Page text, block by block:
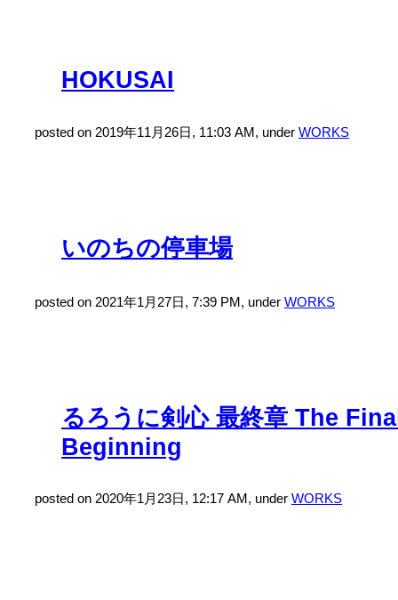
HOKUSAI
posted on 2019年11月26日, 11:03 AM, under WORKS
いのちの停車場
posted on 2021年1月27日, 7:39 PM, under WORKS
るろうに剣心 最終章 The
Beginning
posted on 2020年1月23日, 12:17 AM, under WORKS